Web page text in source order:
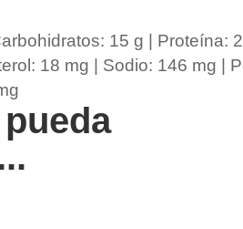
15 g Proteína:
18 mg Sodio: 146 mg